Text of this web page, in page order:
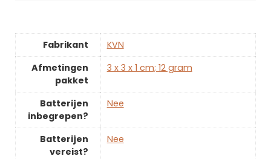
Fabrikant
‎KVN
Afmetingen
pakket
‎3 x 3 x 1 cm; 12 gram
Batterijen
inbegrepen?
‎Nee
Batterijen
vereist?
‎Nee